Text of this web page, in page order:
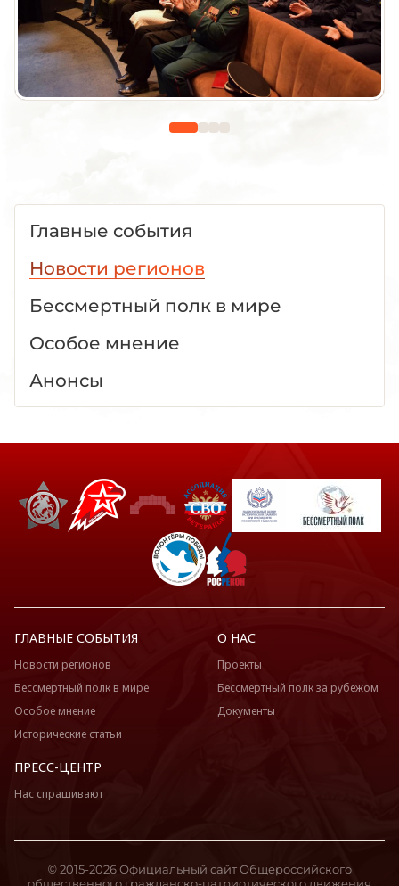
Главные события
Новости регионов
Бессмертный полк в мире
Особое мнение
Анонсы
ГЛАВНЫЕ СОБЫТИЯ
Новости регионов
Бессмертный полк в мире
Особое мнение
Исторические статьи
О НАС
Проекты
Бессмертный полк за рубежом
Документы
ПРЕСС-ЦЕНТР
Нас спрашивают
© 2015-2026 Официальный сайт Общероссийского